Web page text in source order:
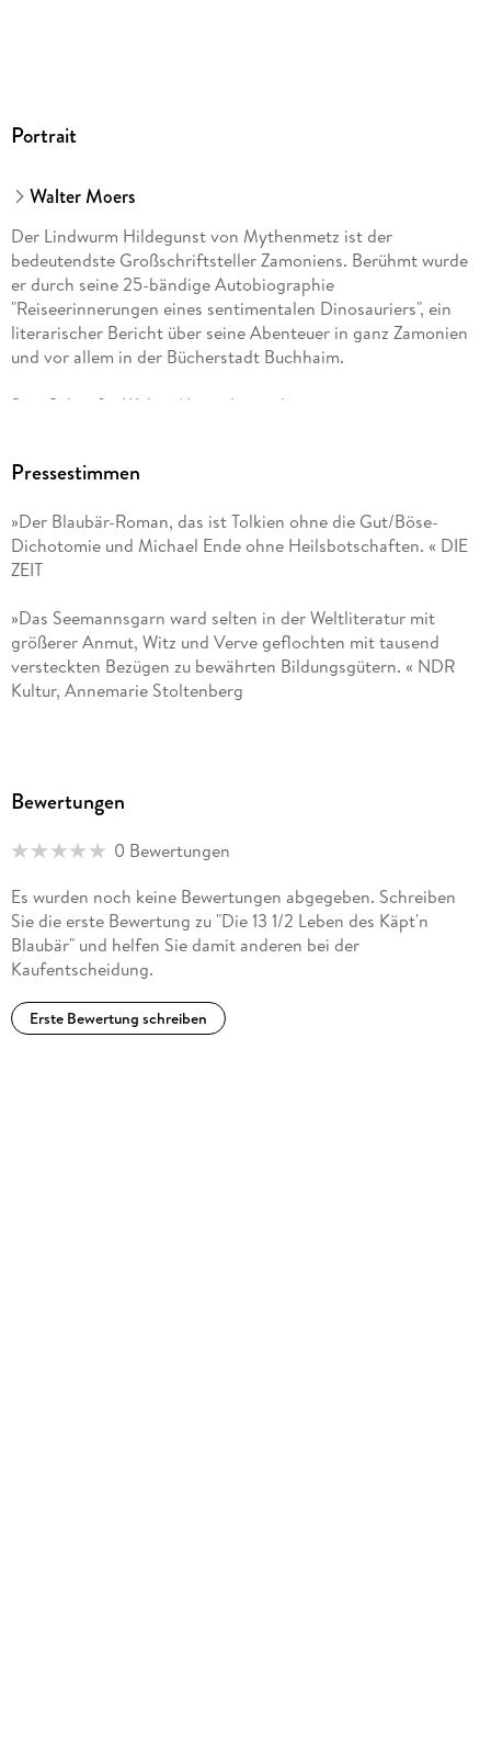
Portrait
Walter Moers
Der Lindwurm Hildegunst von Mythenmetz ist der
bedeutendste Großschriftsteller Zamoniens. Berühmt wurde
er durch seine 25-bändige Autobiographie
"Reiseerinnerungen eines sentimentalen Dinosauriers", ein
literarischer Bericht über seine Abenteuer in ganz Zamonien
und vor allem in der Bücherstadt Buchhaim.
Sein Schöpfer Walter Moers hat sich mit seinen
Kritiker geschrieben. Alle seine Romane wie "Die 13 1/2 Leben
Schrecksenmeister" und "Das Labyrinth der Träumenden
Bücher" waren Bestseller.
Daseinsformen und Geschichten hat Walter Moers auch so
erfolgreiche Charaktere wie den Käpt'n Blaubär, das Kleine
Arschloch und die Comicfigur Adolf, die Nazisau geschaffen.
Pressestimmen
»Der Blaubär-Roman, das ist Tolkien ohne die Gut/Böse-
Dichotomie und Michael Ende ohne Heilsbotschaften. « DIE
ZEIT
»Das Seemannsgarn ward selten in der Weltliteratur mit
größerer Anmut, Witz und Verve geflochten mit tausend
versteckten Bezügen zu bewährten Bildungsgütern. « NDR
Kultur, Annemarie Stoltenberg
Bewertungen
0 Bewertungen
Es wurden noch keine Bewertungen abgegeben. Schreiben
Sie die erste Bewertung zu "Die 13 1/2 Leben des Käpt'n
Blaubär" und helfen Sie damit anderen bei der
Kaufentscheidung.
Erste Bewertung schreiben